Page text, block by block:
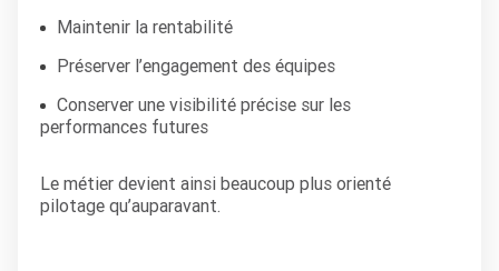
Maintenir la rentabilité
Préserver l’engagement des équipes
Conserver une visibilité précise sur les
performances futures
Le métier devient ainsi beaucoup plus orienté
pilotage qu’auparavant.